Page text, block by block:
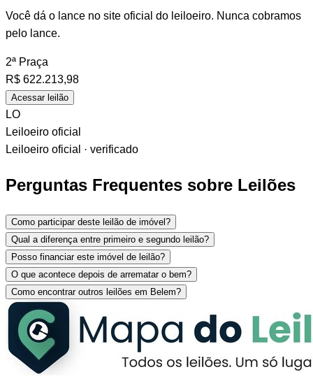
Você dá o lance no site oficial do leiloeiro. Nunca cobramos
pelo lance.
2ª Praça
R$ 622.213,98
Acessar leilão
LO
Leiloeiro oficial
Leiloeiro oficial · verificado
Perguntas Frequentes sobre Leilões
Como participar deste leilão de imóvel?
Qual a diferença entre primeiro e segundo leilão?
Posso financiar este imóvel de leilão?
O que acontece depois de arrematar o bem?
Como encontrar outros leilões em Belem?